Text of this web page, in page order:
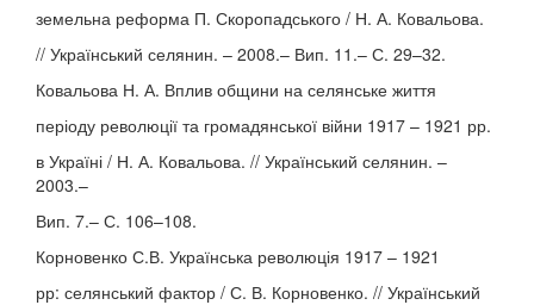
земельна реформа П. Скоропадського / Н. А. Ковальова.
// Український селянин. – 2008.– Вип. 11.– С. 29–32.
Ковальова Н. А. Вплив общини на селянське життя
періоду революції та громадянської війни 1917 – 1921 рр.
в Україні / Н. А. Ковальова. // Український селянин. –
2003.–
Вип. 7.– С. 106–108.
Корновенко С.В. Українська революція 1917 – 1921
рр: селянський фактор / С. В. Корновенко. // Український